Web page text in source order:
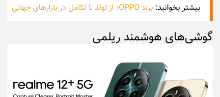
بیشتر بخوانید: برند OPPO؛ از تولد تا تکامل در بازارهای جهانی
گوشی‌‌های هوشمند ریلمی